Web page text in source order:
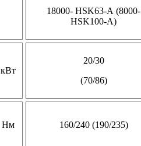
18000- НSK63-А (8000-
НSK100-А)
кВт
20/30
(70/86)
Нм 160/240 (190/235)